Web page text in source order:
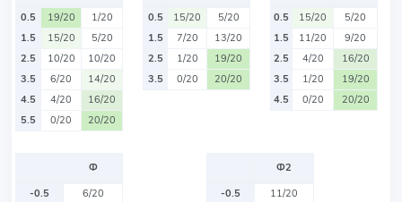
0.5
19/20
1/20
1.5
15/20
5/20
2.5
10/20
10/20
3.5
6/20
14/20
4.5
4/20
16/20
5.5
0/20 20/20
0.5
15/20
5/20
1.5
7/20
13/20
2.5
1/20
19/20
3.5
0/20 20/20
0.5
15/20
5/20
1.5
11/20
9/20
2.5
4/20
16/20
3.5
1/20
19/20
4.5
0/20 20/20
Ф
-0.5
6/20
Ф2
-0.5
11/20